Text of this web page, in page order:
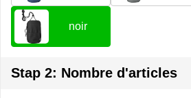
noir
Stap 2: Nombre d'articles